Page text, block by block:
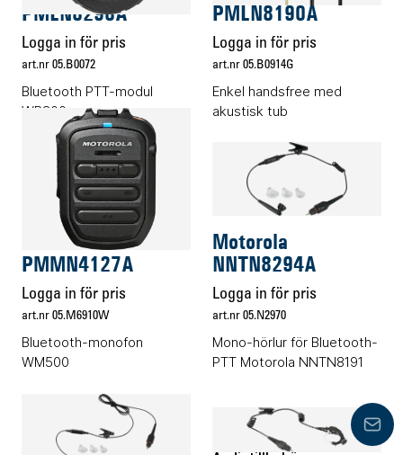
PMLN8298A
Logga in för pris
art.nr 05.B0072
Bluetooth PTT-modul
WP300
PMLN8190A
Logga in för pris
art.nr 05.B0914G
Enkel handsfree med
akustisk tub
Audiotillbehör
Motorola
PMMN4127A
Logga in för pris
art.nr 05.M6910W
Bluetooth-monofon
WM500
Audiotillbehör
Motorola
NNTN8294A
Logga in för pris
art.nr 05.N2970
Mono-hörlur för Bluetooth-
PTT Motorola NNTN8191